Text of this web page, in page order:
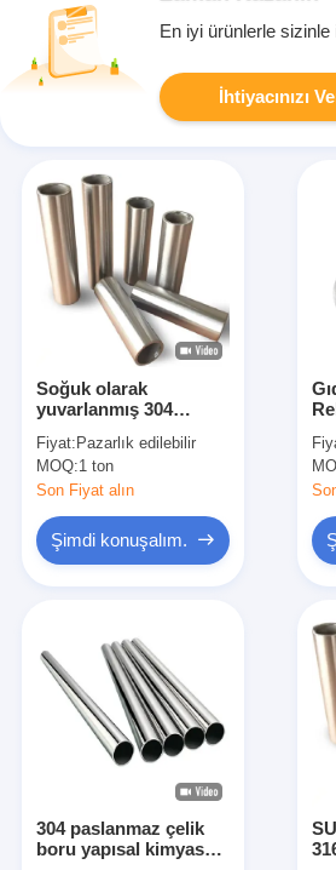
En iyi ürünlerle
İhtiyacınızı
Soğuk olarak
yuvarlanmış 304
özel çaplı ve duvar
kalınlığı ile
Fiyat: Pazarlık edilebilir
MOQ:1 ton
Son Fiyat alın
Şimdi konuşalım.
304 paslanmaz çelik
boru yapısal kimyasal